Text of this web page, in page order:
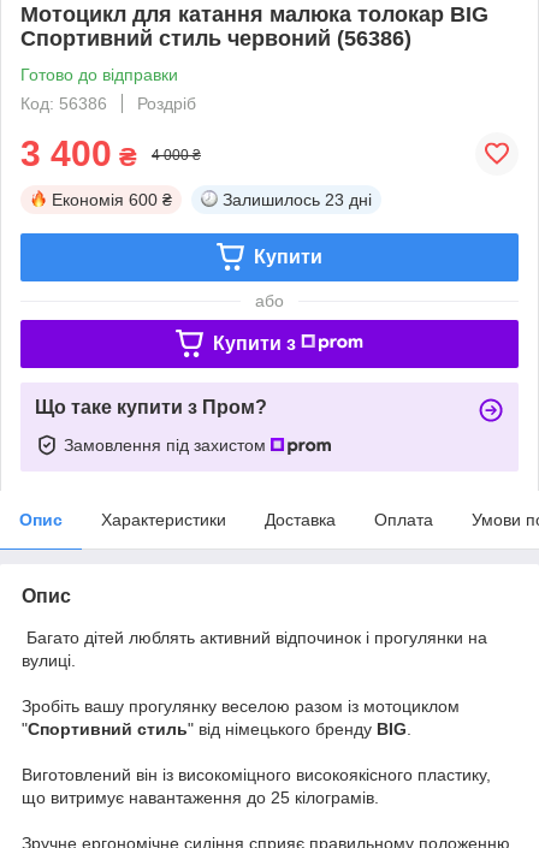
Мотоцикл для катання малюка толокар BIG
Спортивний стиль червоний (56386)
Готово до відправки
Код: 56386
Роздріб
3 400 ₴ 4 000 ₴
Економія 600 ₴ Залишилось 23 дні
Купити
або
Купити з
Що таке купити з Пром?
Замовлення під захистом
Опис Характеристики Доставка Оплата Умови
Опис
Багато дітей люблять активний відпочинок і прогулянки на
вулиці.
Зробіть вашу прогулянку веселою разом із мотоциклом
"Спортивний стиль" від німецького бренду BIG
Виготовлений він із високоміцного високоякісного пластику,
що витримує навантаження до 25 кілограмів.
Зручне ергономічне сидіння сприяє правильному положенню